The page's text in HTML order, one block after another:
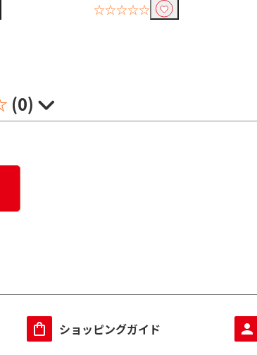
☆☆☆☆☆
(0)
ショッピングガイド